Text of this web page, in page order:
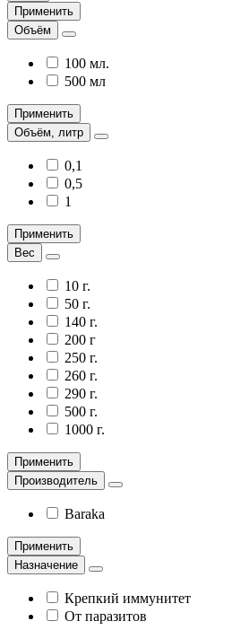
Применить
Объём
100 мл.
500 мл
Применить
Объём, литр
0,1
0,5
1
Применить
Вес
10 г.
50 г.
140 г.
200 г
250 г.
260 г.
290 г.
500 г.
1000 г.
Применить
Производитель
Baraka
Применить
Назначение
Крепкий иммунитет
От паразитов